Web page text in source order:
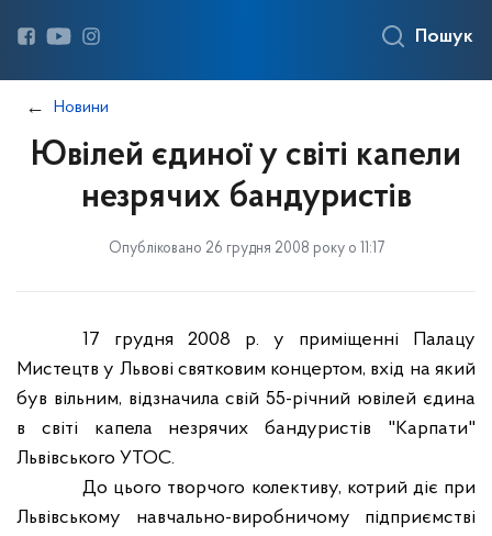
Пошук
Новини
Ювілей єдиної у світі капели
незрячих бандуристів
Опубліковано 26 грудня 2008 року о 11:17
17 грудня 2008 р. у приміщенні Палацу
Мистецтв у Львові святковим концертом, вхід на який
був вільним, відзначила свій 55-річний ювілей єдина
в світі капела незрячих бандуристів "Карпати"
Львівського УТОС.
До цього творчого колективу, котрий діє при
Львівському навчально-виробничому підприємстві